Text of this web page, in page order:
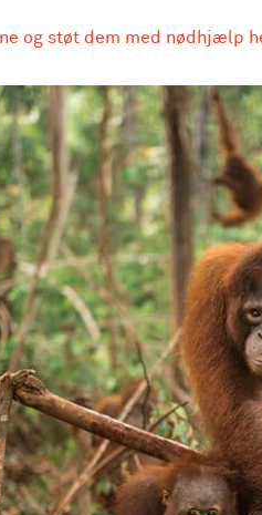
og støt dem med nødhjælp